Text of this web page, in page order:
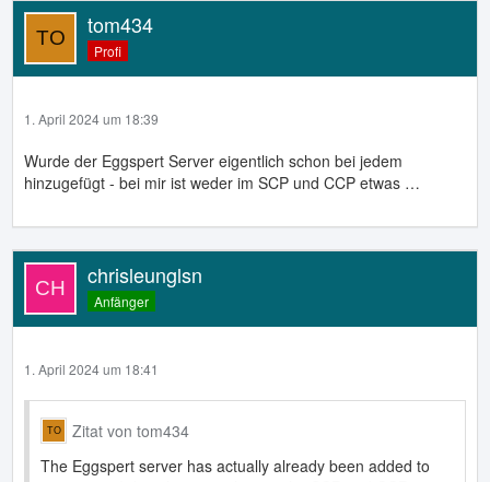
tom434
Profi
1. April 2024 um 18:39
Wurde der Eggspert Server eigentlich schon bei jedem
hinzugefügt - bei mir ist weder im SCP und CCP etwas …
chrisleunglsn
Anfänger
1. April 2024 um 18:41
Zitat von tom434
The Eggspert server has actually already been added to